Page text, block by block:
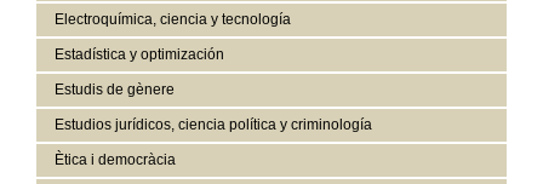
Electroquímica, ciencia y tecnología
Estadística y optimización
Estudis de gènere
Estudios jurídicos, ciencia política y criminología
Ètica i democràcia